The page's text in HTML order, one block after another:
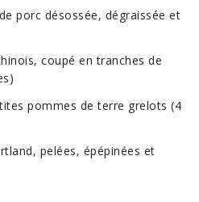
porc désossée, dégraissée et
coupé en tranches de
pommes de terre grelots (4
pelées, épépinées et